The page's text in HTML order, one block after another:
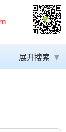
展开搜索